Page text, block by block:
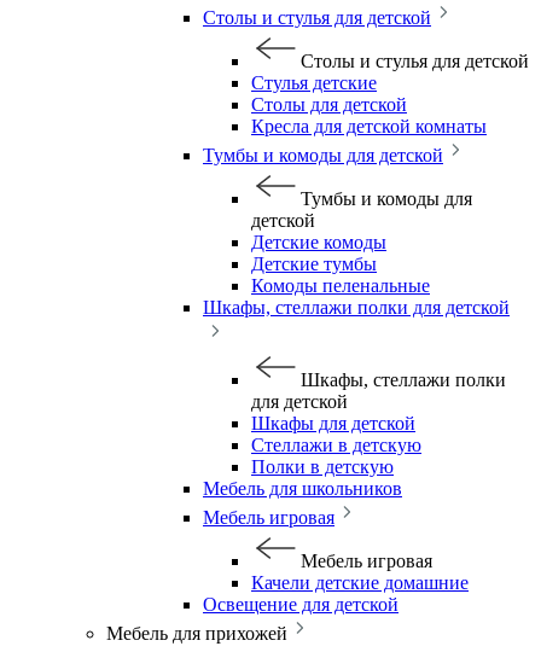
Столы и стулья для детской
Столы и стулья для детской
Стулья детские
Столы для детской
Кресла для детской комнаты
Тумбы и комоды для детской
Тумбы и комоды для
детской
Детские комоды
Детские тумбы
Комоды пеленальные
Шкафы, стеллажи полки для детской
Шкафы, стеллажи полки
для детской
Шкафы для детской
Стеллажи в детскую
Полки в детскую
Мебель для школьников
Мебель игровая
Мебель игровая
Качели детские домашние
Освещение для детской
Мебель для прихожей